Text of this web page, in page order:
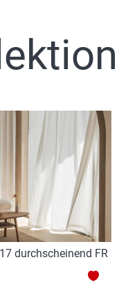
durchscheinend FR